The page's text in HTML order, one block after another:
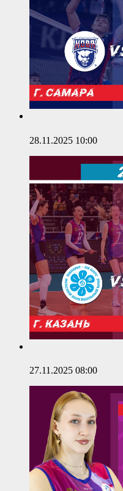
28.11.2025 10:00
27.11.2025 08:00